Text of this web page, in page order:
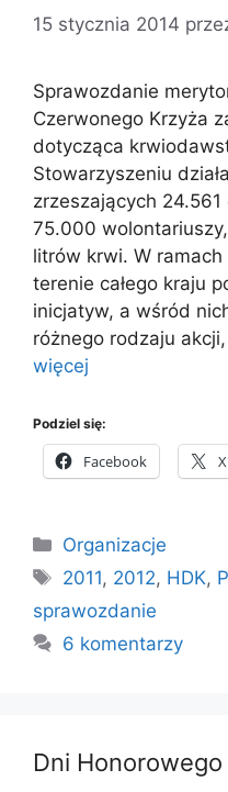
15 stycznia 2014
Sprawozdanie
Czerwonego Krzyża
dotycząca
Stowarzyszeniu
zrzeszających 24.561
75.000
litrów krwi. W ramach
terenie całego kraju
inicjatyw, a wśród
różnego rodzaju
więcej
Podziel się:
Facebook X
Kategorie
Organizacje
Tagi
2011, 2012, HDK,
sprawozdanie
6 komentarzy
Dni